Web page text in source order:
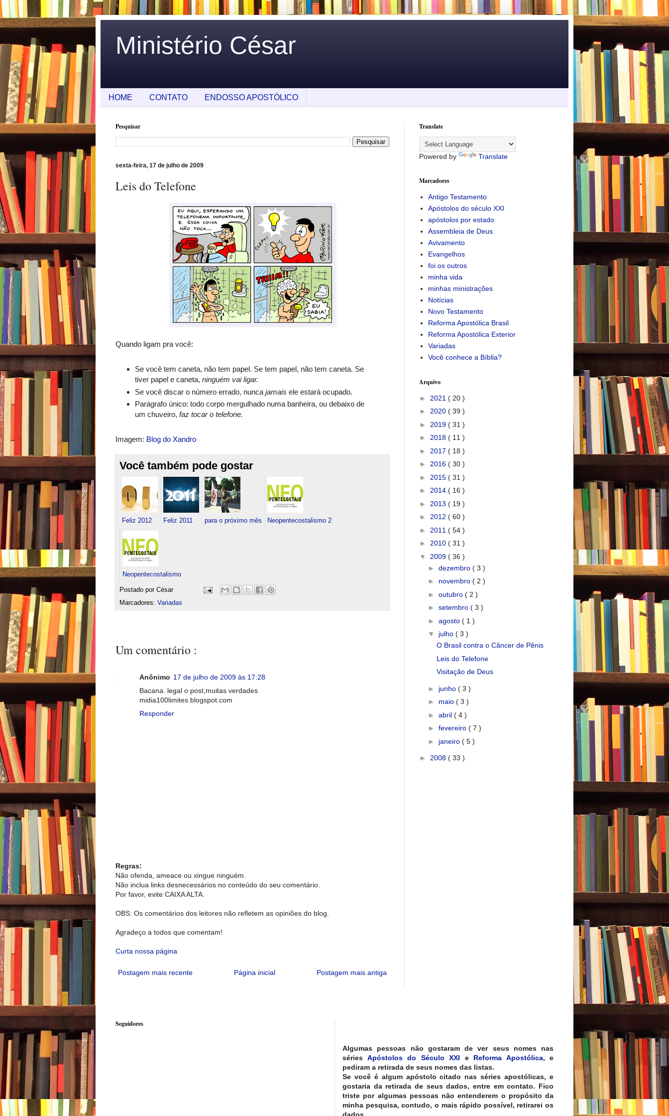
Ministério César
HOME CONTATO ENDOSSO APOSTÓLICO
Pesquisar
sexta-feira, 17 de julho de 2009
Leis do Telefone
Quando ligam pra você:
Se você tem caneta, não tem papel. Se tem papel, não tem caneta. Se
tiver papel e caneta, ninguém vai ligar.
Se você discar o número errado, nunca jamais ele estará ocupado.
Parágrafo único: todo corpo mergulhado numa banheira, ou debaixo de
um chuveiro, faz tocar o telefone.
Imagem: Blog do Xandro
Você também pode gostar
Feliz 2012 Feliz 2011 para o próximo mês Neopentecostalismo 2
Neopentecostalismo
Postado por César
Marcadores: Variadas
Um comentário :
Anônimo 17 de julho de 2009 às 17:28
Bacana. legal o post,muitas verdades
midia100limites.blogspot.com
Responder
Regras:
Não ofenda, ameace ou xingue ninguém.
Não inclua links desnecessários no conteúdo do seu comentário.
Por favor, evite CAIXA ALTA.
OBS: Os comentários dos leitores não refletem as opiniões do blog.
Agradeço a todos que comentam!
Curta nossa página
Postagem mais recente Postagem mais antiga
Página inicial
Translate
Powered by Translate
Marcadores
Antigo Testamento
Apóstolos do século XXI
apóstolos por estado
Assembleia de Deus
Avivamento
Evangelhos
foi os outros
minha vida
minhas ministrações
Notícias
Novo Testamento
Reforma Apostólica Brasil
Reforma Apostólica Exterior
Variadas
Você conhece a Bíblia?
Arquivo
► 2021 ( 20 )
► 2020 ( 39 )
► 2019 ( 31 )
► 2018 ( 11 )
► 2017 ( 18 )
► 2016 ( 30 )
► 2015 ( 31 )
► 2014 ( 16 )
► 2013 ( 19 )
► 2012 ( 60 )
► 2011 ( 54 )
► 2010 ( 31 )
▼ 2009 ( 36 )
► dezembro ( 3 )
► novembro ( 2 )
► outubro ( 2 )
► setembro ( 3 )
► agosto ( 1 )
▼ julho ( 3 )
O Brasil contra o Câncer de Pênis
Leis do Telefone
Visitação de Deus
► junho ( 3 )
► maio ( 3 )
► abril ( 4 )
► fevereiro ( 7 )
► janeiro ( 5 )
► 2008 ( 33 )
Seguidores
Algumas pessoas não gostaram de ver seus nomes nas
séries Apóstolos do Século XXI e Reforma Apostólica, e
pediram a retirada de seus nomes das listas.
Se você é algum apóstolo citado nas séries apostólicas, e
gostaria da retirada de seus dados, entre em contato. Fico
triste por algumas pessoas não entenderem o propósito da
minha pesquisa, contudo, o mais rápido possível, retirarei os